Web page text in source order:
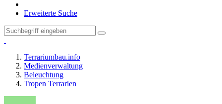
Erweiterte Suche
Terrariumbau.info
Medienverwaltung
Beleuchtung
Tropen Terrarien